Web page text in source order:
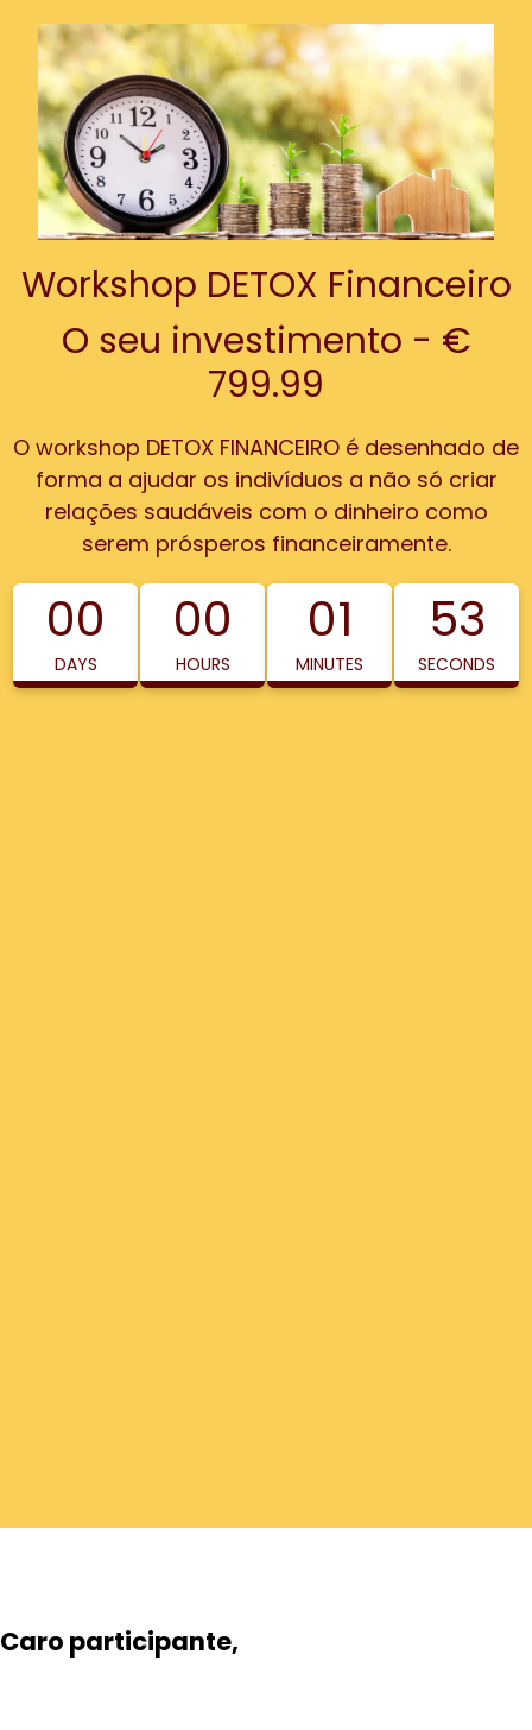
Workshop DETOX Financeiro
O seu investimento - €
799.99
O workshop DETOX FINANCEIRO é desenhado de
forma a ajudar os indivíduos a não só criar
relações saudáveis com o dinheiro como
serem prósperos financeiramente.
00
DAYS
00
HOURS
01
MINUTES
53
SECONDS
Caro participante,